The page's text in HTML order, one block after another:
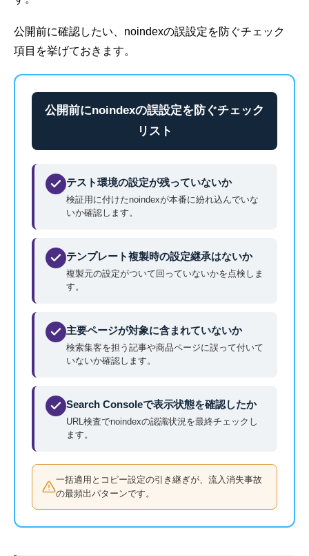
公開前に確認したい、noindexの誤設定を防ぐチェック
項目を挙げておきます。
公開前にnoindexの誤設定を防ぐチェック
リスト
テスト環境の設定が残っていないか
検証用に付けたnoindexが本番に紛れ込んでいな
いか確認します。
テンプレート複製時の設定継承はないか
複製元の設定がついて回っていないかを点検しま
す。
主要ページが対象に含まれていないか
検索集客を担う記事や商品ページに誤って付いて
いないか確認します。
Search Consoleで表示状態を確認したか
URL検査でnoindexの認識状況を最終チェックし
ます。
一括適用とコピー設定の引き継ぎが、流入消失事故
の最頻出パターンです。